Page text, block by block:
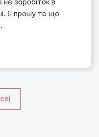
заробіток в
Я прошу те що